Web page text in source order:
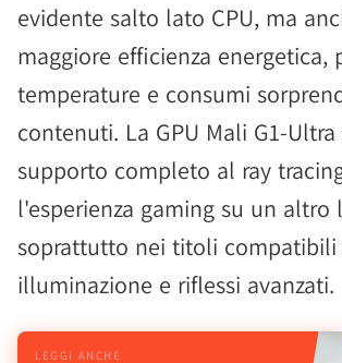
evidente salto lato CPU, ma
maggiore efficienza energetica,
temperature e consumi
contenuti. La GPU Mali G1-
supporto completo al ray
l'esperienza gaming su un altro
soprattutto nei titoli compatibili
illuminazione e riflessi avanzati.